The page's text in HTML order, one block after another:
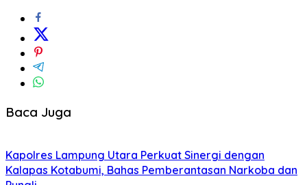
Baca Juga
Kapolres Lampung Utara Perkuat Sinergi dengan
Kalapas Kotabumi, Bahas Pemberantasan Narkoba dan